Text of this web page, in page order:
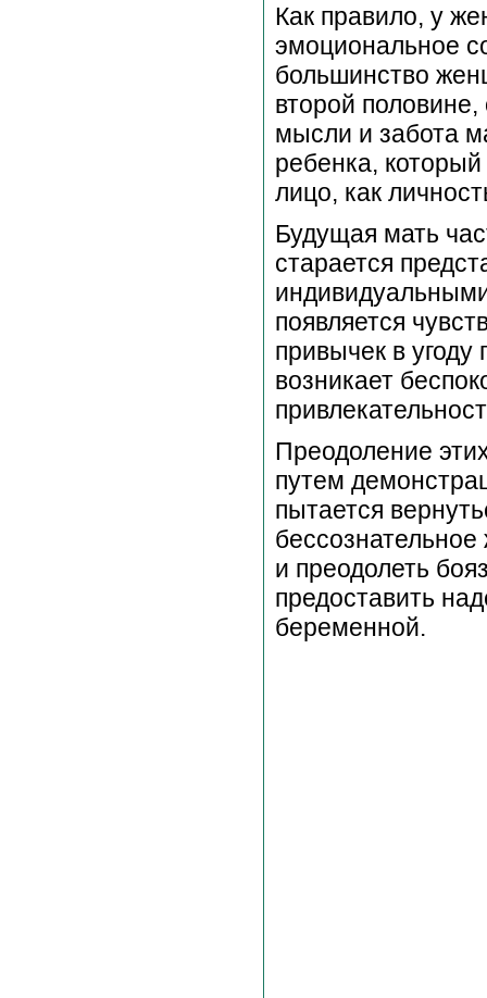
Как правило, у
эмоциональное
большинство
второй
мысли и забота
ребенка,
лицо, как
Будущая мать
старается
появляется
привычек в
возникает
Преодоление
путем
пытается
и преодолеть
предоставить
беременной.